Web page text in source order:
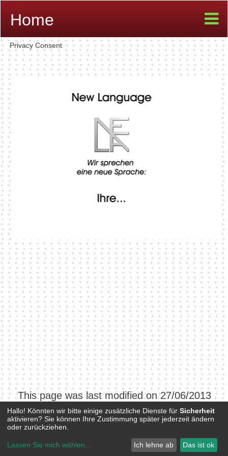
Home
Privacy Consent
This page was last modified on 27/06/2013
at 09:20.
WebsiteBaker
Hallo! Könnten wir bitte einige zusätzliche Dienste für Sicherheit
aktivieren? Sie können Ihre Zustimmung später jederzeit ändern
oder zurückziehen.
Lassen Sie mich wählen... Ich lehne ab Das ist ok